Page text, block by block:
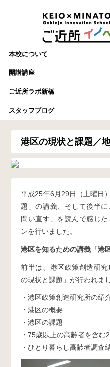
本校について
開講講座
ご近所ラボ新橋
スタッフブログ
港区の現状と課題／
平成25年6月29日（土曜日
題」の講義、そして後半
問い直す」を読んで感じ
ンを行いました。
港区を知るための講義「港
前半は、港区政策創造研
の現状と課題」が行われまし
・港区政策創造研究所の紹
・港区の概要
・港区の課題
・75歳以上の高齢者を含む
・ひとり暮らし高齢者調査